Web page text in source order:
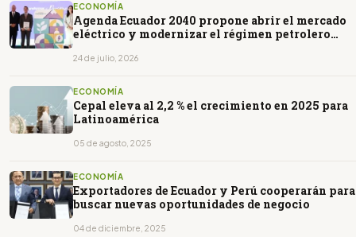
ECONOMÍA
Agenda Ecuador 2040 propone abrir el mercado
eléctrico y modernizar el régimen petrolero
24 de julio, 2026
ECONOMÍA
Cepal eleva al 2,2 % el crecimiento en 2025 para
Latinoamérica
05 de agosto, 2025
ECONOMÍA
Exportadores de Ecuador y Perú cooperarán para
buscar nuevas oportunidades de negocio
04 de diciembre, 2025